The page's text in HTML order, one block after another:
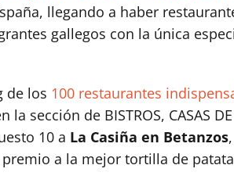
llegando a haber
gallegos con la única
de los 100 restaurantes
la sección de BISTROS, CASAS
10 a La Casiña en Betanzos
a la mejor tortilla de